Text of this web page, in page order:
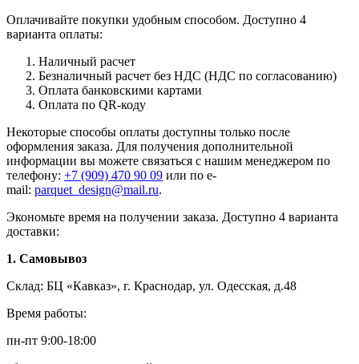
Оплачивайте покупки удобным способом. Доступно 4
варианта оплаты:
Наличный расчет
Безналичный расчет без НДС (НДС по согласованию)
Оплата банковскими картами
Оплата по QR-коду
Некоторые способы оплаты доступны только после
оформления заказа. Для получения дополнительной
информации вы можете связаться с нашим менеджером по
телефону: +7 (909) 470 90 09 или по e-
mail: parquet_design@mail.ru.
Экономьте время на получении заказа. Доступно 4 варианта
доставки:
1. Самовывоз
Склад: БЦ «Кавказ», г. Краснодар, ул. Одесская, д.48
Время работы:
пн-пт 9:00-18:00